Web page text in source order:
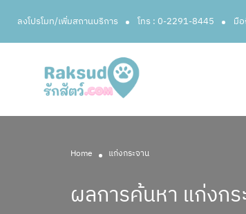
ลงโปรโมท/เพิ่มสถานบริการ โทร : 0-2291-8445 มื
Home แก่งกระจาน
ผลการค้นหา แก่งก